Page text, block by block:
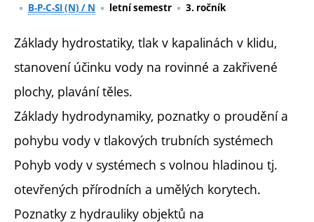
B-P-C-SI (N) / N
letní semestr 3. ročník
Základy hydrostatiky, tlak v kapalinách v klidu,
stanovení účinku vody na rovinné a zakřivené
plochy, plavání těles.
Základy hydrodynamiky, poznatky o proudění a
pohybu vody v tlakových trubních systémech
Pohyb vody v systémech s volnou hladinou tj.
otevřených přírodních a umělých korytech.
Poznatky z hydrauliky objektů na